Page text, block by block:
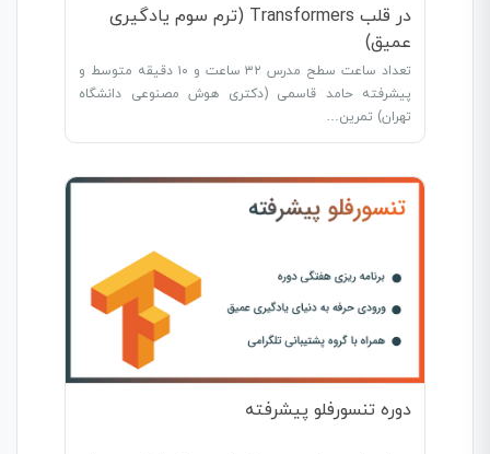
در قلب Transformers (ترم سوم یادگیری
عمیق)
تعداد ساعت سطح مدرس ۳۲ ساعت و ۱۰ دقیقه متوسط و
پیشرفته حامد قاسمی (دکتری هوش مصنوعی دانشگاه
تهران) تمرین…
دوره تنسورفلو پیشرفته